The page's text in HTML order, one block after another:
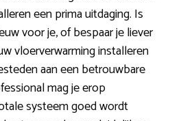
een prima uitdaging. Is
voor je, of bespaar je liever
vloerverwarming installeren
aan een betrouwbare
mag je erop
systeem goed wordt